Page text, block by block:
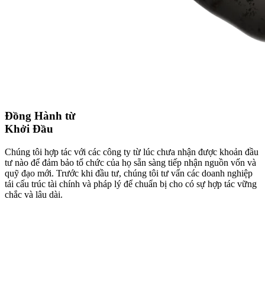
Đồng Hành từ
Khởi Đầu
Chúng tôi hợp tác với các công ty từ lúc chưa nhận được khoản đầu
tư nào để đảm bảo tổ chức của họ sẵn sàng tiếp nhận nguồn vốn và
quỹ đạo mới. Trước khi đầu tư, chúng tôi tư vấn các doanh nghiệp
tái cấu trúc tài chính và pháp lý để chuẩn bị cho có sự hợp tác vững
chắc và lâu dài.